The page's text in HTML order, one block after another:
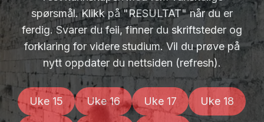
spørsmål. Klikk på "RESULTAT" når du er
ferdig. Svarer du feil, finner du skriftsteder og
forklaring for videre studium. Vil du prøve på
nytt oppdater du nettsiden (refresh).
Uke 15 Uke 16 Uke 17 Uke 18